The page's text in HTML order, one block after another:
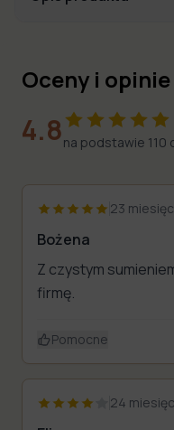
Oceny i opinie
4.8na podstawie 110
23
Bożena
Z czystym
firmę.
Pomocne
24